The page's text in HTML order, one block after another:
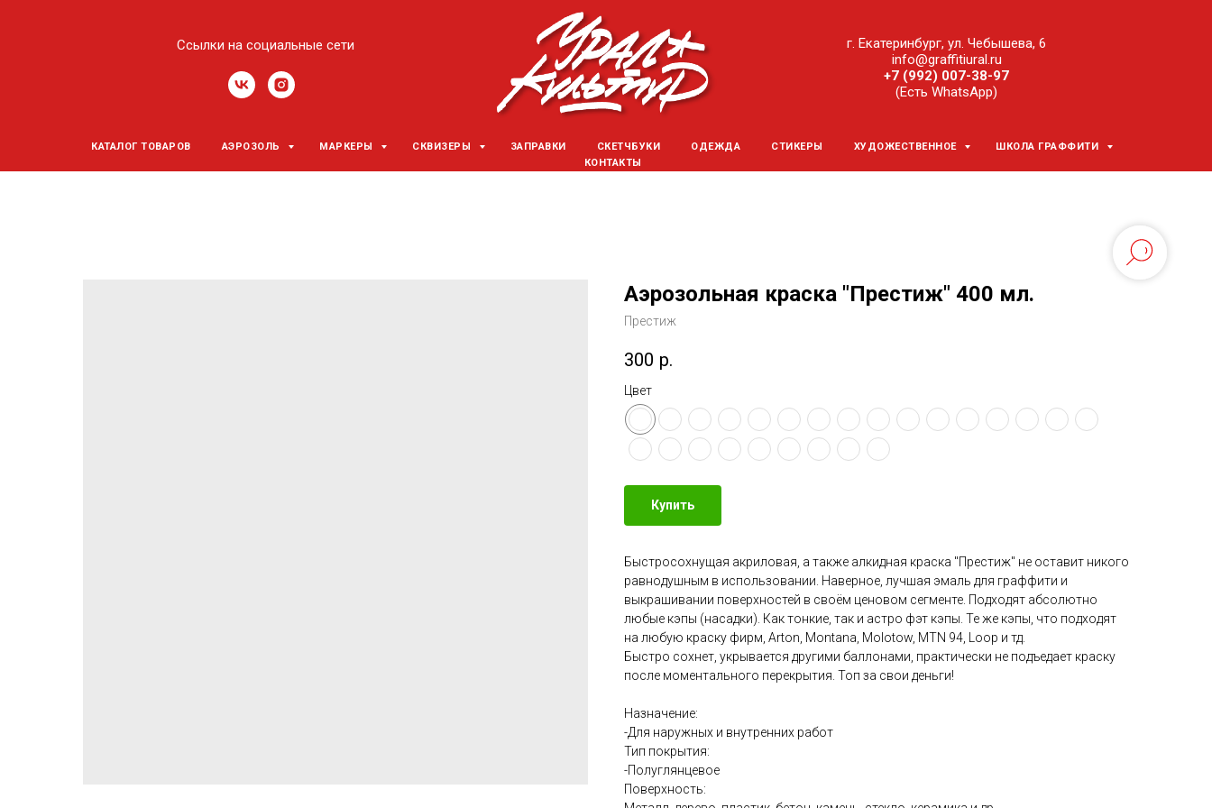
Ссылки на социальные сети
г. Екатеринбург, ул. Чебышева, 6
info@graffitiural.ru
+7 (992) 007-38-97
(Есть WhatsApp)
КАТАЛОГ ТОВАРОВ АЭРОЗОЛЬ МАРКЕРЫ СКВИЗЕРЫ ЗАПРАВКИ СКЕТЧБУКИ ОДЕЖДА СТИКЕРЫ ХУДОЖЕСТВЕННОЕ
ШКОЛА ГРАФФИТИ
КОНТАКТЫ
Аэрозольная краска "Престиж" 400 мл.
Престиж
300 р.
Цвет
Купить
Быстросохнущая акриловая, а также алкидная краска "Престиж" не оставит никого
равнодушным в использовании. Наверное, лучшая эмаль для граффити и
выкрашивании поверхностей в своём ценовом сегменте. Подходят абсолютно
любые кэпы (насадки). Как тонкие, так и астро фэт кэпы. Те же кэпы, что подходят
на любую краску фирм, Arton, Montana, Molotow, MTN 94, Loop и тд.
Быстро сохнет, укрывается другими баллонами, практически не подъедает краску
после моментального перекрытия. Топ за свои деньги!
Назначение:
-Для наружных и внутренних работ
Тип покрытия:
-Полуглянцевое
Поверхность: